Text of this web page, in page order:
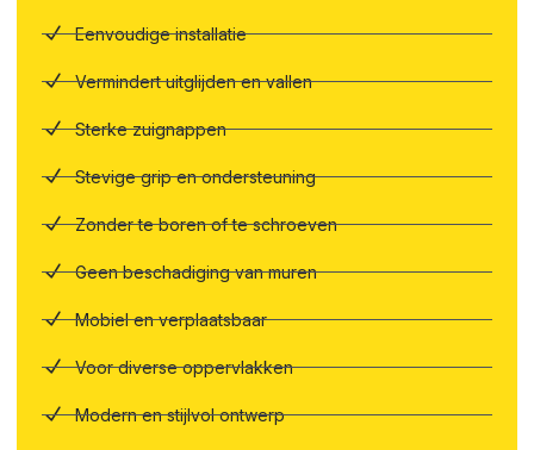
Eenvoudige installatie
Vermindert uitglijden en vallen
Sterke zuignappen
Stevige grip en ondersteuning
Zonder te boren of te schroeven
Geen beschadiging van muren
Mobiel en verplaatsbaar
Voor diverse oppervlakken
Modern en stijlvol ontwerp